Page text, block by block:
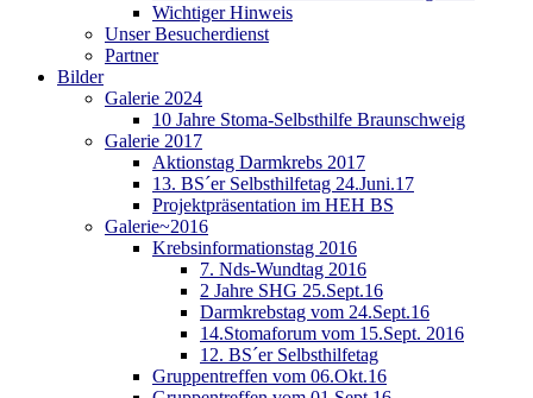
Wichtiger Hinweis
Unser Besucherdienst
Partner
Bilder
Galerie 2024
10 Jahre Stoma-Selbsthilfe Braunschweig
Galerie 2017
Aktionstag Darmkrebs 2017
13. BS´er Selbsthilfetag 24.Juni.17
Projektpräsentation im HEH BS
Galerie~2016
Krebsinformationstag 2016
7. Nds-Wundtag 2016
2 Jahre SHG 25.Sept.16
Darmkrebstag vom 24.Sept.16
14.Stomaforum vom 15.Sept. 2016
12. BS´er Selbsthilfetag
Gruppentreffen vom 06.Okt.16